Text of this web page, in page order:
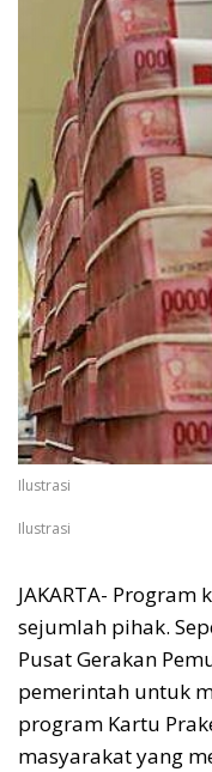
Ilustrasi
Ilustrasi
JAKARTA-
sejumlah pihak.
Pusat Gerakan
pemerintah untuk
program Kartu
masyarakat yang